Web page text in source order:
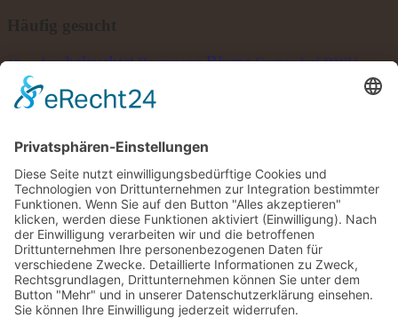
12cm Aue beleuchtet Bergmann Blume Crottendorf DWU
elektrisch Engel Eule Hubrig
Krippe
Mädchen naturPyramide Richter
Schalling Schnee Schneeflöckchen Schneemann
SchwibbogenSeiffen Stern Taulin TeelichtUhlig weiß
Wichtel WIKI Winter
©2026 Lichterhaus Schalling | Gestaltung & UmsetzungPepsite